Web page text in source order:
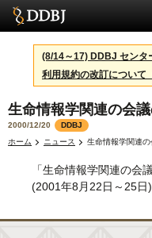
サービス
スパコン
統計
活動
センターについて
(8/14～17) DDBJ センタ
利用規約の改訂について
生命情報学関連の会
2000/12/20
DDBJ
ホーム
ニュース 生命情報学関連
「生命情報学関連の会
(2001年8月22日～25日)